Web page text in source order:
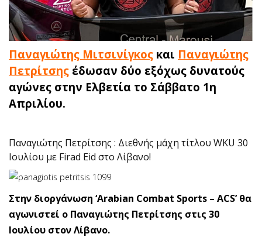
Παναγιώτης Μιτσινίγκος και Παναγιώτης
Πετρίτσης έδωσαν δύο εξόχως δυνατούς
αγώνες στην Ελβετία το Σάββατο 1η
Απριλίου.
Παναγιώτης Πετρίτσης : Διεθνής μάχη τίτλου WKU 30
Ιουλίου με Firad Eid στο Λίβανο!
Στην διοργάνωση ‘Arabian Combat Sports – ACS’ θα
αγωνιστεί ο Παναγιώτης Πετρίτσης στις 30
Ιουλίου στον Λίβανο.